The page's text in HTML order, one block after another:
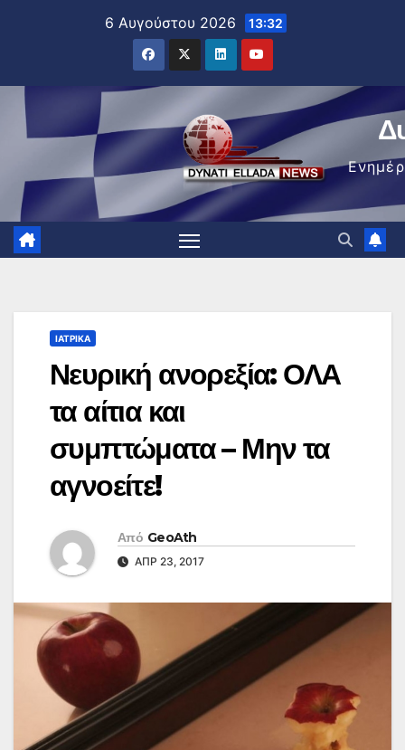
6 Αυγούστου 2026 13:32
ΙΑΤΡΙΚΆ
Νευρική ανορεξία: ΟΛΑ
τα αίτια και
συμπτώματα – Μην τα
αγνοείτε!
Από GeoAth
ΑΠΡ 23, 2017